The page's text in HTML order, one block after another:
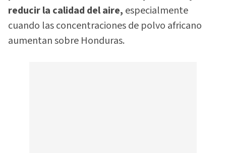
reducir la calidad del aire, especialmente
cuando las concentraciones de polvo africano
aumentan sobre Honduras.